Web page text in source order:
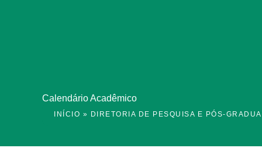
Calendário Acadêmico
INÍCIO » DIRETORIA DE PESQUISA E PÓS-